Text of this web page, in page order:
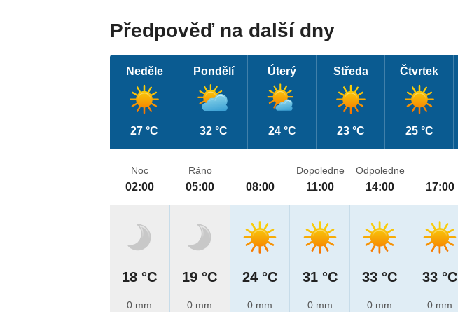
Předpověď na další dny
Neděle
27 °C
Pondělí
32 °C
Úterý
24 °C
Středa
23 °C
Čtvrtek
25 °C
Noc
02:00
18 °C
0 mm
Ráno
05:00
19 °C
0 mm
08:00
24 °C
0 mm
Dopoledne
11:00
31 °C
0 mm
Odpoledne
14:00
33 °C
0 mm
17:00
33 °C
0 mm